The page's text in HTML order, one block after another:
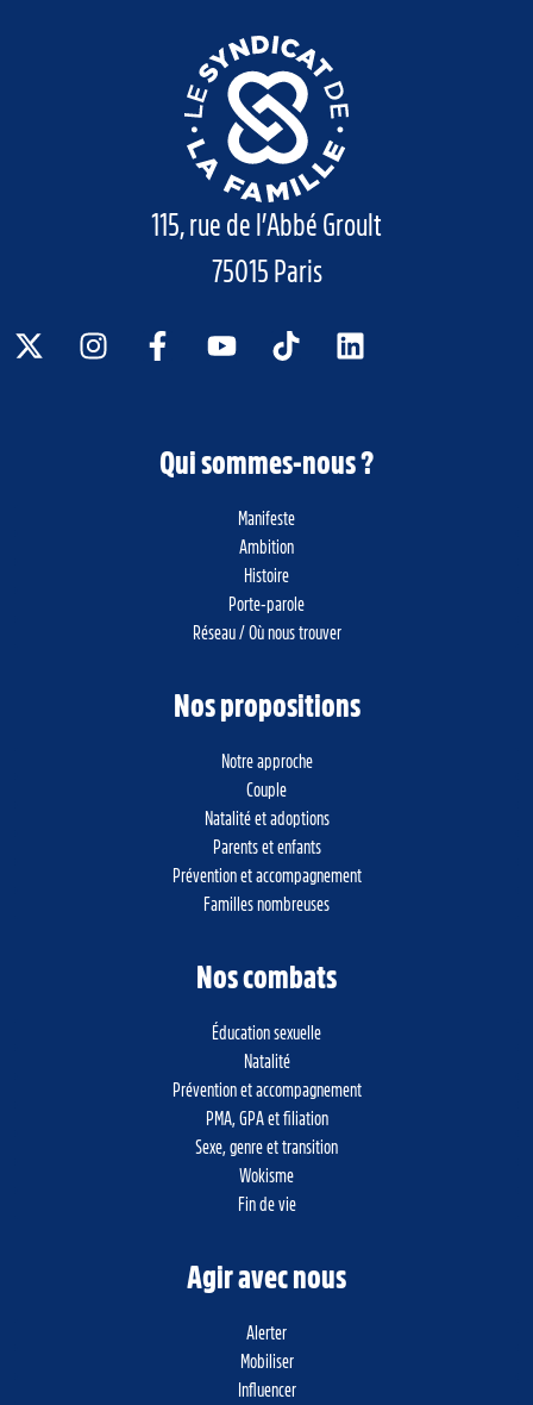
115, rue de l’Abbé Groult
75015 Paris
Qui sommes-nous ?
Manifeste
Ambition
Histoire
Porte-parole
Réseau / Où nous trouver
Nos propositions
Notre approche
Couple
Natalité et adoptions
Parents et enfants
Prévention et accompagnement
Familles nombreuses
Nos combats
Éducation sexuelle
Natalité
Prévention et accompagnement
PMA, GPA et filiation
Sexe, genre et transition
Wokisme
Fin de vie
Agir avec nous
Alerter
Mobiliser
Influencer